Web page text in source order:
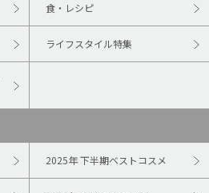
食・レシピ
ライフスタイル特集
2025年 下半期ベストコスメ